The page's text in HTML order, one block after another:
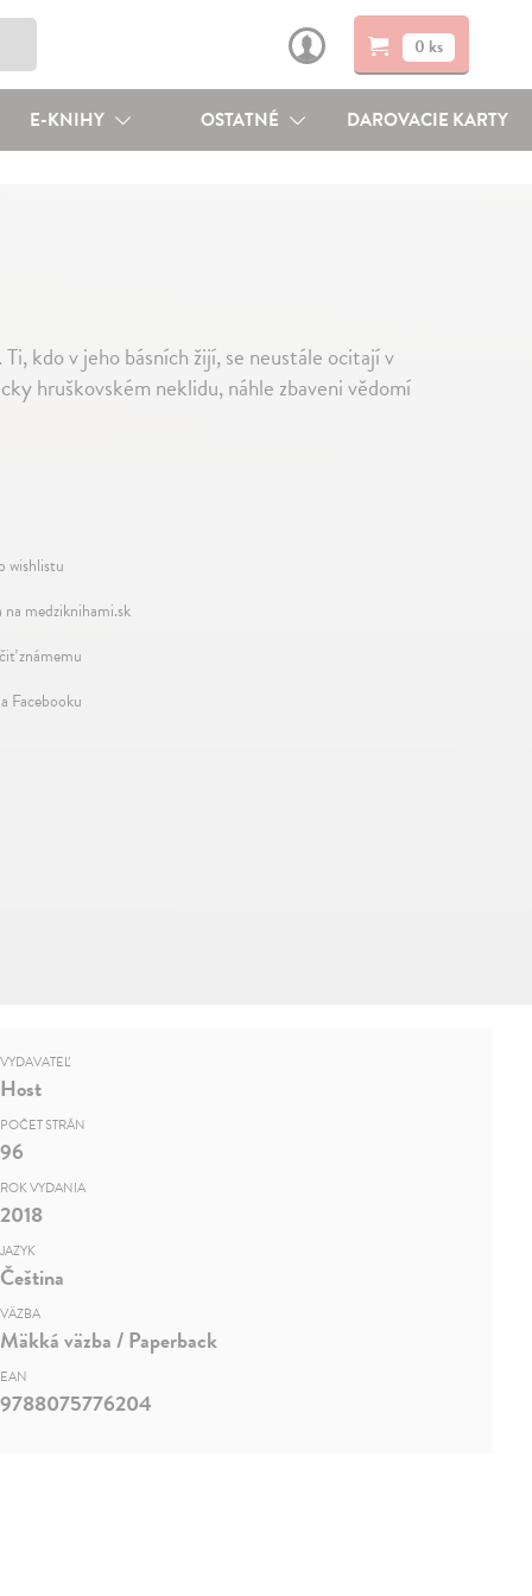
0 ks
E-KNIHY OSTATNÉ DAROVACIE KARTY
kdo v jeho básních žijí, se neustále ocitají v
hruškovském neklidu, náhle zbaveni vědomí
wishlistu
na medziknihami.sk
známemu
Facebooku
VYDAVATEĽ
Host
POČET STRÁN
96
ROK VYDANIA
2018
JAZYK
Čeština
VÄZBA
Mäkká väzba / Paperback
EAN
9788075776204